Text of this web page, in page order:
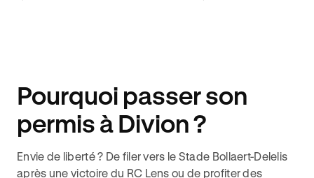
Pourquoi passer son
permis à Divion ?
Envie de liberté ? De filer vers le Stade Bollaert-Delelis
après une victoire du RC Lens ou de profiter des